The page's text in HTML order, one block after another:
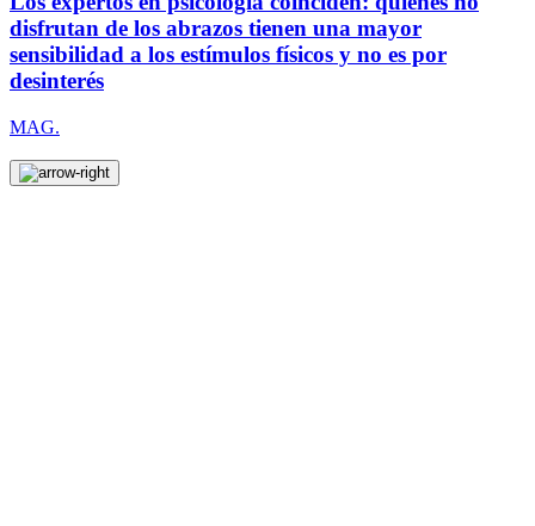
disfrutan de los abrazos tienen una mayor
sensibilidad a los estímulos físicos y no es por
desinterés
MAG.